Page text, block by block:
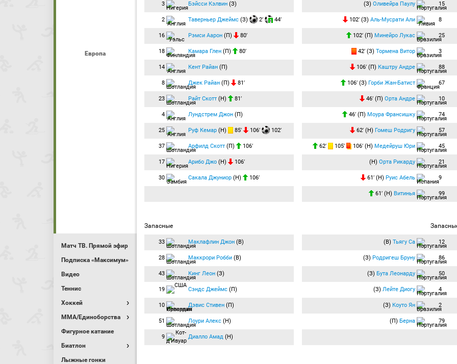
Европа
Матч ТВ. Прямой эфир
Подписка «Максимум»
Видео
Теннис
Хоккей
MMA/Единоборства
Фигурное катание
Биатлон
Лыжные гонки
3 Бэйсси Кэлвин (З)
2 Таверньер Джеймс (З) 2′ 44′
16 Рэмси Аарон (П) 80′
18 Камара Глен (П) 80′
14 Кент Райан (П)
8 Джек Райан (П) 81′
23 Райт Скотт (Н) 81′
4 Лундстрем Джон (П)
25 Руф Кемар (Н) 85′ 106′ 102′
37 Арфилд Скотт (П) 106′
17 Арибо Джо (Н) 106′
30 Сакала Джуниор (Н) 106′
Запасные
33 Маклафлин Джон (В)
28 Маккрори Робби (В)
43 Кинг Леон (З)
19 Сэндс Джеймс (П)
10 Дэвис Стивен (П)
51 Лоури Алекс (Н)
9 Диалло Амад (Н)
(З) Оливейра Паулу 15
102′ (З) Аль-Мусрати Али 8
102′ (П) Минейро Лукас 25
42′ (З) Тормена Витор 3
106′ (П) Каштру Андре 88
106′ (З) Горби Жан-Батист 67
46′ (П) Орта Андре 10
46′ (П) Моура Франсишку 74
62′ (Н) Гомеш Родригу 57
62′ 105′ 106′ (Н) Медейруш Юри 45
(Н) Орта Рикарду 21
61′ (Н) Руис Абель 9
61′ (Н) Витинья 99
(В) Тьягу Са 12
(З) Родригеш Бруну 86
(З) Бута Леонарду 50
(З) Лейте Диогу 4
(З) Коуто Ян 2
(П) Берна 79